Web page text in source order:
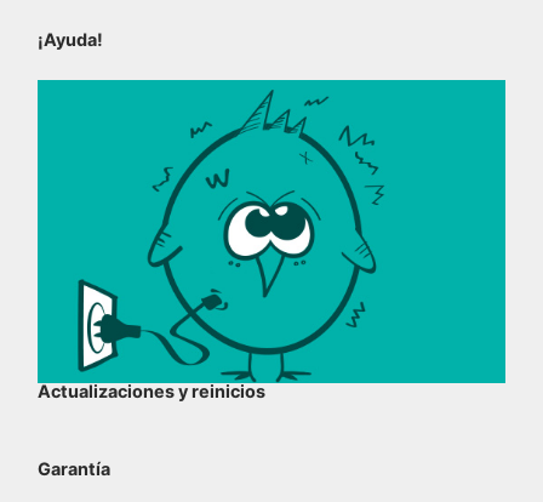
¡Ayuda!
Actualizaciones y reinicios
Garantía